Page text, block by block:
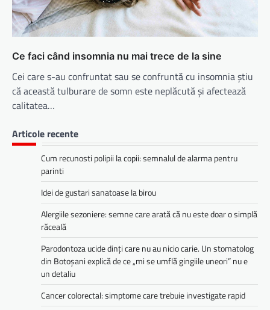
Ce faci când insomnia nu mai trece de la sine
Cei care s-au confruntat sau se confruntă cu insomnia ştiu
că această tulburare de somn este neplăcută şi afectează
calitatea…
Articole recente
Cum recunosti polipii la copii: semnalul de alarma pentru
parinti
Idei de gustari sanatoase la birou
Alergiile sezoniere: semne care arată că nu este doar o simplă
răceală
Parodontoza ucide dinți care nu au nicio carie. Un stomatolog
din Botoșani explică de ce „mi se umflă gingiile uneori” nu e
un detaliu
Cancer colorectal: simptome care trebuie investigate rapid